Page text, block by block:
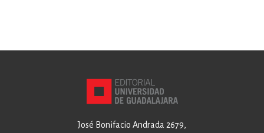
José Bonifacio Andrada 2679,